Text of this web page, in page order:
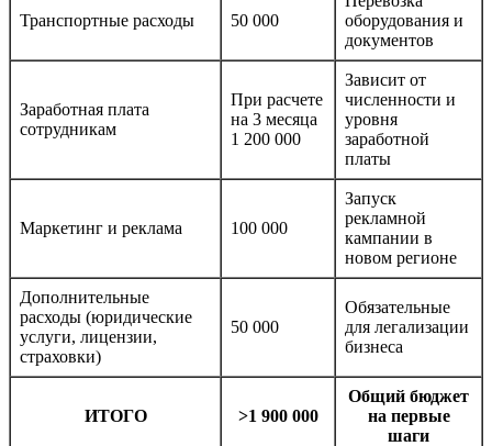
Транспортные расходы 50 000
оборудования и
документов
Заработная плата
сотрудникам
При расчете
на 3 месяца
1 200 000
Зависит от
численности и
уровня
заработной
платы
Маркетинг и реклама 100 000
Запуск
рекламной
кампании в
новом регионе
Дополнительные
расходы (юридические
услуги, лицензии,
страховки)
50 000
Обязательные
для легализации
бизнеса
ИТОГО >1 900 000
Общий бюджет
на первые
шаги